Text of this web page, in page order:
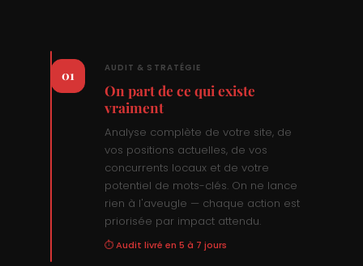
01 AUDIT & STRATÉGIE
On part de ce qui existe
vraiment
Analyse complète de votre site, de
vos positions actuelles, de vos
concurrents locaux et de votre
potentiel de mots-clés. On ne lance
rien à l'aveugle — chaque action est
priorisée par impact attendu.
⏱ Audit livré en 5 à 7 jours